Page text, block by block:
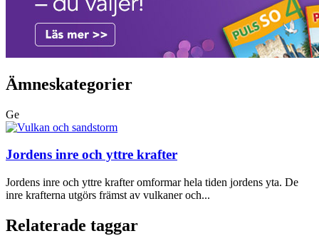
Ämneskategorier
Ge
Jordens inre och yttre krafter
Jordens inre och yttre krafter omformar hela tiden jordens yta. De
inre krafterna utgörs främst av vulkaner och...
Relaterade taggar